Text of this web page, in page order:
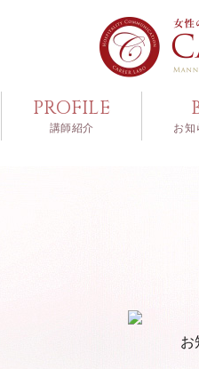
PROFILE
講師紹介 お知
お